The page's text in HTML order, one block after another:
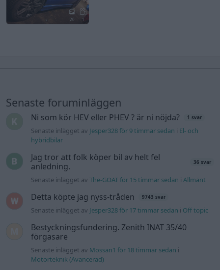
20 1
Senaste foruminläggen
Ni som kör HEV eller PHEV ? är ni nöjda? 1 svar
Senaste inlägget av Jesper328 för 9 timmar sedan i El- och
hybridbilar
Jag tror att folk köper bil av helt fel
anledning.
36 svar
Senaste inlägget avThe-GOAT för 15 timmar sedan iAllmänt
Detta köpte jag nyss-tråden 9743 svar
Senaste inlägget av Jesper328 för 17 timmar sedan i Off topic
Bestyckningsfundering. Zenith INAT 35/40
förgasare
Senaste inlägget av Mossan1 för 18 timmar sedan i
Motorteknik (Avancerad)